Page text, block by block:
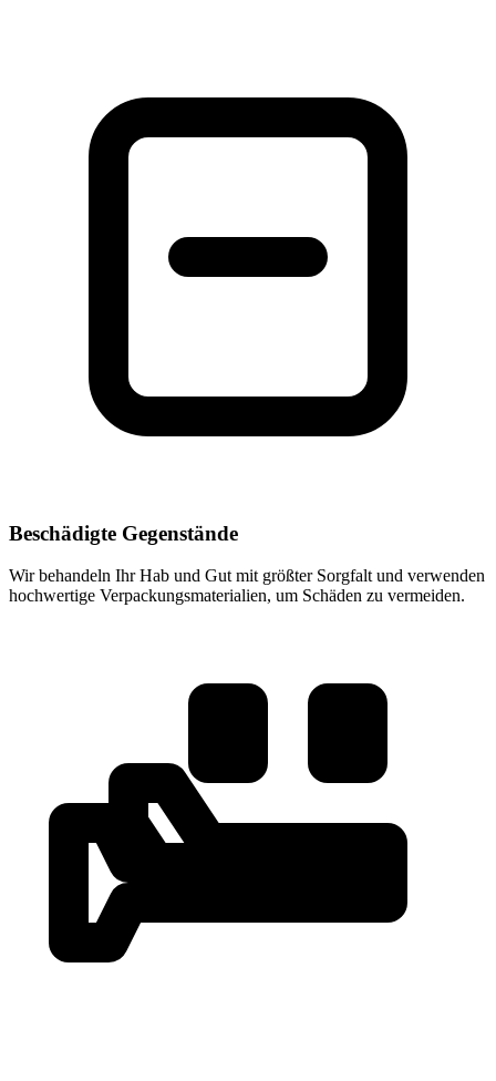
Beschädigte Gegenstände
Wir behandeln Ihr Hab und Gut mit größter Sorgfalt und verwenden
hochwertige Verpackungsmaterialien, um Schäden zu vermeiden.